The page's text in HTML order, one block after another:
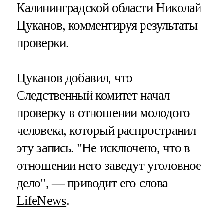
Калининградской области Николай
Цуканов, комментируя результаты
проверки.
Цуканов добавил, что
Следственный комитет начал
проверку в отношении молодого
человека, который распространил
эту запись. "Не исключено, что в
отношении него заведут уголовное
дело", — приводит его слова
LifeNews.